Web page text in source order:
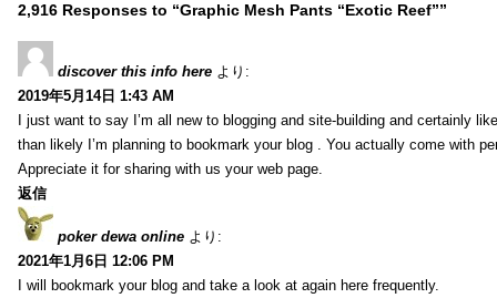
2,916 Responses to “Graphic Mesh Pants “Exotic Reef””
discover this info here より:
2019年5月14日 1:43 AM
I just want to say I’m all new to blogging and site-building and certainly
than likely I’m planning to bookmark your blog . You actually come with
Appreciate it for sharing with us your web page.
返信
poker dewa online より:
2021年1月6日 12:06 PM
I will bookmark your blog and take a look at again here frequently.